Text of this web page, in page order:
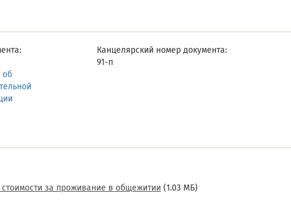
об
Канцелярский номер документа:
91-п
за проживание в общежитии (1.03 МБ)